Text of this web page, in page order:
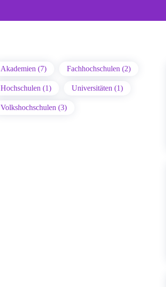
Akademien (7) Fachhochschulen (2)
Hochschulen (1) Universitäten (1)
Volkshochschulen (3)